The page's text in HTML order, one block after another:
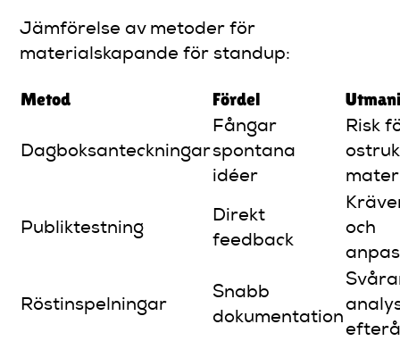
Jämförelse av metoder för
materialskapande för standup:
Metod Fördel
Dagboksanteckningar
Fångar
spontana
idéer
Risk
Publiktestning
Direkt
feedback
och
Röstinspelningar
Snabb
dokumentation